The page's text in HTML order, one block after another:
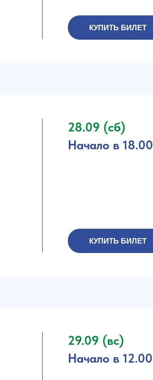
КУПИТЬ БИЛЕТ
28.09 (сб)
КУПИТЬ БИЛЕТ
Начало в 18.00
29.09 (вс)
Начало в 12.00